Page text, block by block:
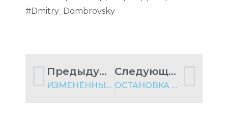
#Dmitry_Dombrovsky
Предыдущий пост
ИЗМЕНЁННЫЕ СОСТОЯНИЯ СОЗНАНИЯ | СЛИПТРЕК-ЛЕКЦИЯ
Следующий пост
ОСТАНОВКА ВНУТРЕННЕГО ДИАЛОГА | СЛИПТРЕК-ЛЕКЦИЯ